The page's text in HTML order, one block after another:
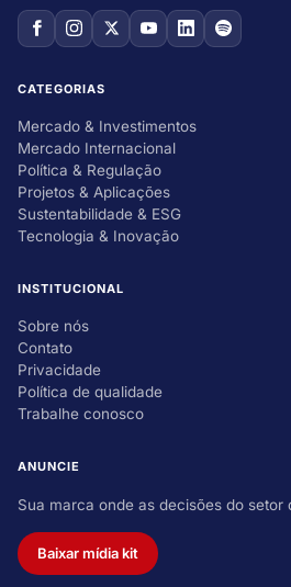
CATEGORIAS
Mercado & Investimentos
Mercado Internacional
Política & Regulação
Projetos & Aplicações
Sustentabilidade & ESG
Tecnologia & Inovação
INSTITUCIONAL
Sobre nós
Contato
Privacidade
Política de qualidade
Trabalhe conosco
ANUNCIE
Sua marca onde as decisões do setor
Baixar mídia kit